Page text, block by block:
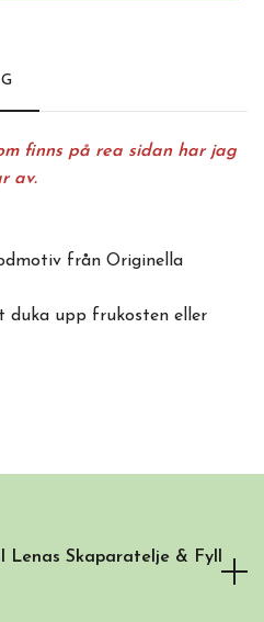
finns på rea sidan har jag
av.
från Originella
duka upp frukosten eller
Skaparatelje & Fyll